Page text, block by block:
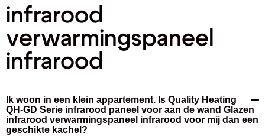
infrarood
verwarmingspaneel
infrarood
Ik woon in een klein appartement. Is Quality Heating
QH-GD Serie infrarood paneel voor aan de wand Glazen
infrarood verwarmingspaneel infrarood voor mij dan een
geschikte kachel?